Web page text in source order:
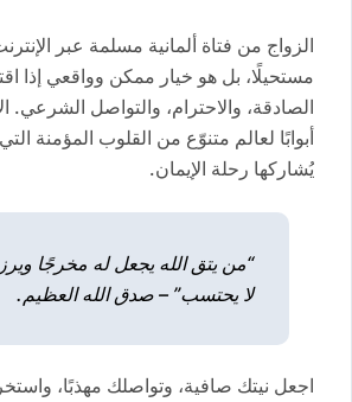
الزواج من فتاة ألمانية مسلمة عبر
مستحيلًا، بل هو خيار ممكن وواقعي إذا
الصادقة، والاحترام، والتواصل الشرعي.
أبوابًا لعالم متنوّع من القلوب المؤمنة
يُشاركها رحلة الإيمان.
“من يتق الله يجعل له مخرجًا
لا يحتسب” – صدق الله العظيم.
اجعل نيتك صافية، وتواصلك مهذبًا،